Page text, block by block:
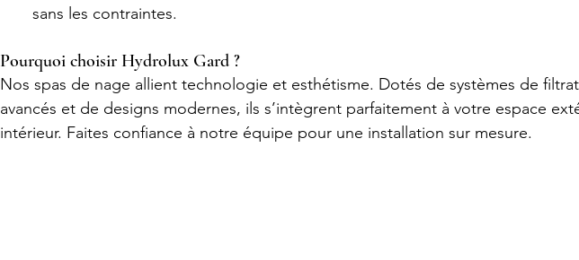
sans les contraintes.
Pourquoi choisir Hydrolux Gard ?
Nos spas de nage allient technologie et esthétisme. Dotés de systèmes de
avancés et de designs modernes, ils s’intègrent parfaitement à votre espace
intérieur. Faites confiance à notre équipe pour une installation sur mesure.